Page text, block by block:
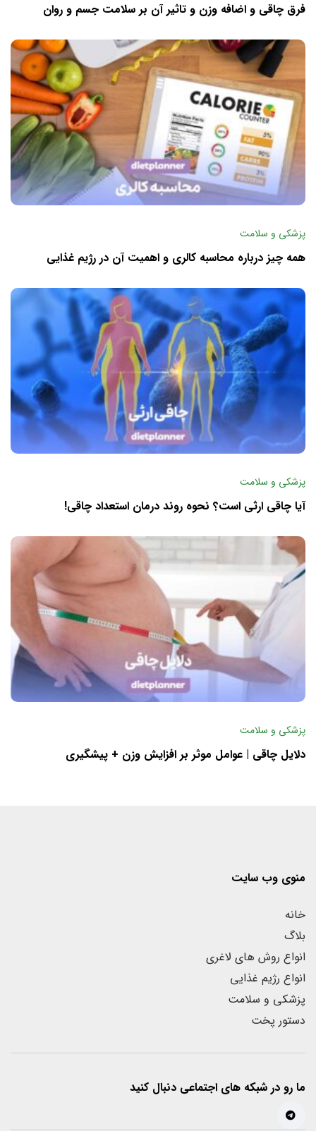
فرق چاقی و اضافه وزن و تاثیر آن بر سلامت جسم و روان
پزشکی و سلامت
همه چیز درباره محاسبه کالری و اهمیت آن در رژیم غذایی
پزشکی و سلامت
آیا چاقی ارثی است؟ نحوه روند درمان استعداد چاقی!
پزشکی و سلامت
دلایل چاقی | عوامل موثر بر افزایش وزن + پیشگیری
منوی وب سایت
خانه
بلاگ
انواع روش های لاغری
انواع رژیم غذایی
پزشکی و سلامت
دستور پخت
ما رو در شبکه های اجتماعی دنبال کنید